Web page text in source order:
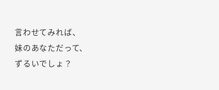
言わせてみれば、
妹のあなただって、
ずるいでしょ？